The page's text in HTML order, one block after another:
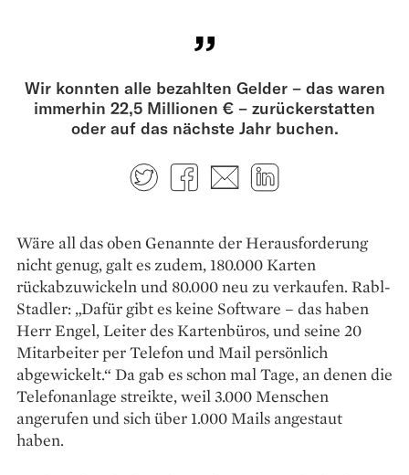
Wir konnten alle bezahlten Gelder – das waren
immer­hin 22,5 Millionen € – zurück­erstatten
oder auf das nächste Jahr buchen.
TwitterFacebook
E-mail
Wäre all das oben Genannte der ­Herausforderung
nicht genug, galt es zudem, 180.000 Karten
rückabzuwickeln und 80.000 neu zu verkaufen. Rabl-
Stadler: „Dafür gibt es ­keine Software – das haben
Herr Engel, Leiter des Kartenbüros, und seine 20
Mitarbeiter per ­Telefon und Mail persönlich
abgewickelt.“ Da gab es schon mal Tage, an denen die
Telefonanlage streikte, weil 3.000 Menschen
angerufen und sich über 1.000 Mails angestaut
haben.